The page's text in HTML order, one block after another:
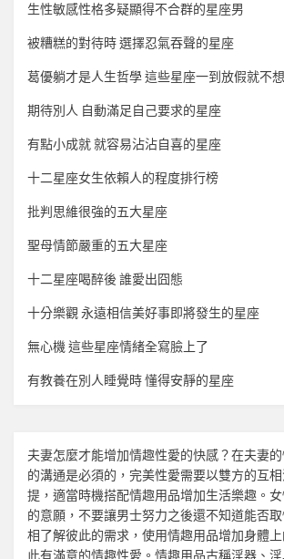
生性敏感性格多疑顯得不合群的星座男
被糟糕的對待時 選擇忍氣吞聲的星座
葛優躺才是人生哲學 這些星座一到放假就不
期待別人 自動滿足自己要求的星座
有點小成就 就容易沾沾自喜的星座
十二星座女生依賴人的程度排行榜
批判思維很強的五大星座
聖母情節嚴重的五大星座
十二星座喝醉後 誰愛出囧態
十分樂觀 永遠相信美好事即將發生的星座
無心機 這些星座情緒全寫臉上了
有教養在別人睡覺時 懂得安靜的星座
夫妻怎麼才能增加情趣性愛的快感？在夫妻
的溝通是必須的，完美性愛需要以雙方的互
提，適當時機搭配情趣用品增加生活樂趣。
的意願，不要讓男士努力之後還不知道能否
相了解彼此的需求，使用情趣用品增加身體